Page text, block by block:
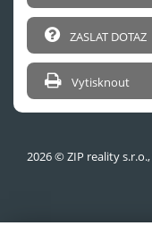
ZASLAT DOTAZ
Vytisknout
2026 © ZIP reality